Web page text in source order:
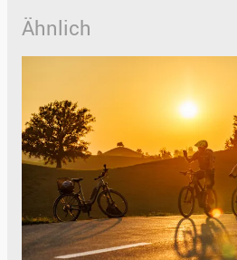
Ähnlich